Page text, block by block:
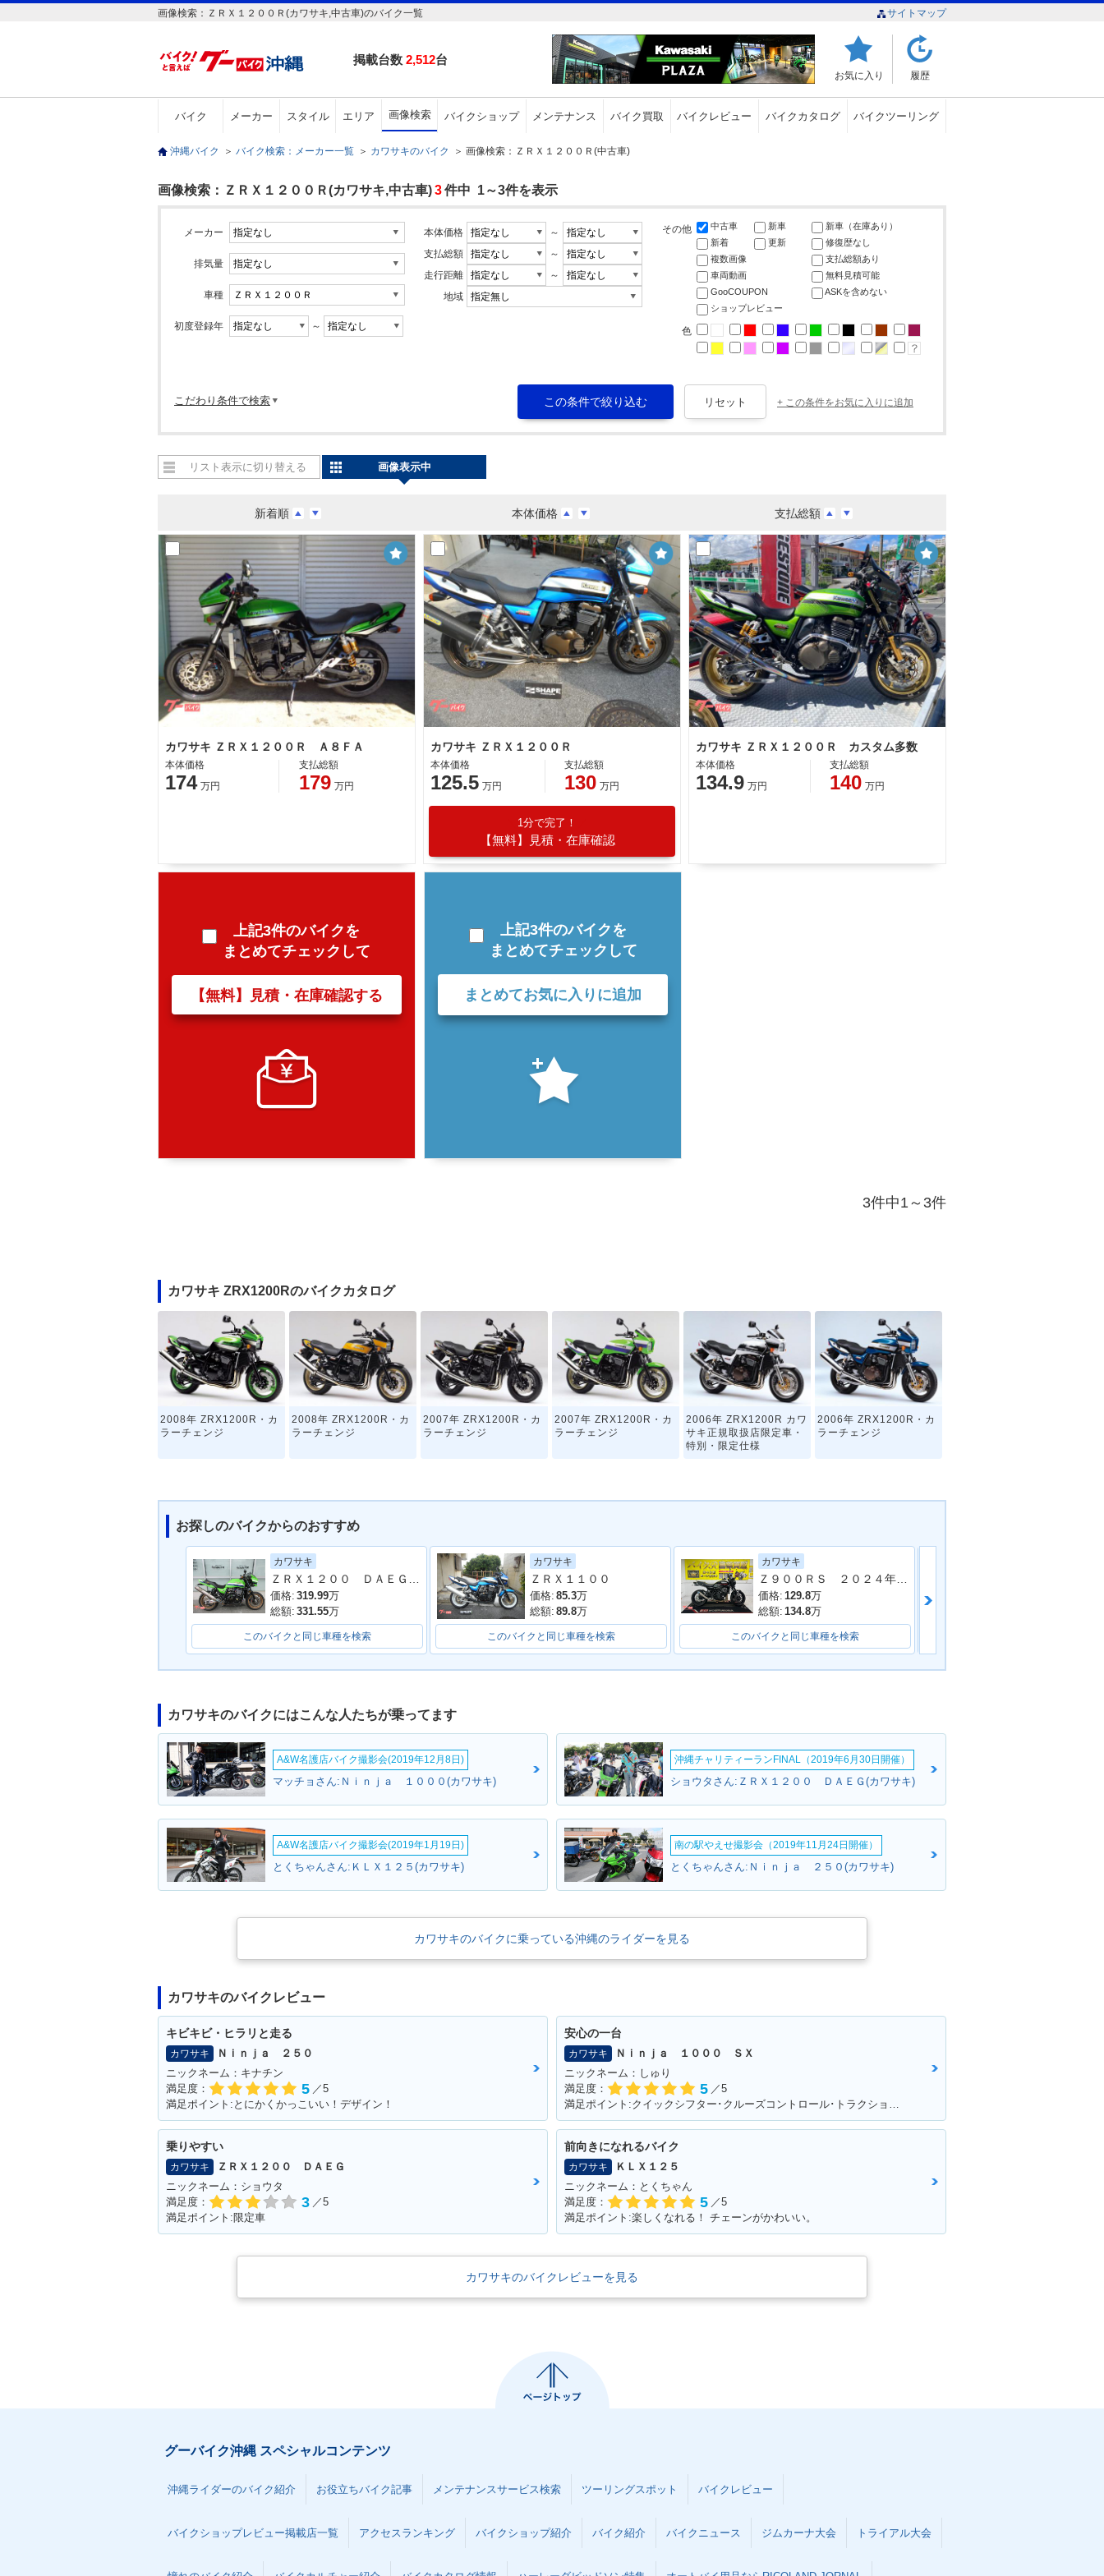
画像検索：ＺＲＸ１２００Ｒ(カワサキ,中古車)のバイク一覧 サイトマップ
掲載台数 2,512台
お気に入り 履歴
バイク メーカー スタイル エリア 画像検索 バイクショップ メンテナンス バイク買取 バイクレビュー バイクカタログ バイクツーリング
沖縄バイク ＞ バイク検索：メーカー一覧 ＞ カワサキのバイク ＞ 画像検索：ＺＲＸ１２００Ｒ(中古車)
画像検索：ＺＲＸ１２００Ｒ(カワサキ,中古車)3件中 1～3件を表示
メーカー
排気量
車種
初度登録年 ～
本体価格
～
支払総額
～
走行距離
～
地域
その他 中古車 新車
新車（在庫あり）
新着
更新
修復歴なし
複数画像
支払総額あり
車両動画
無料見積可能
GooCOUPON
ASKを含めない
ショップレビュー
色
こだわり条件で検索 + この条件をお気に入りに追加
新着順 本体価格 支払総額
リスト表示に切り替える 画像表示中
カワサキ ＺＲＸ１２００Ｒ Ａ８ＦＡ
本体価格
174 万円
支払総額
179 万円
カワサキ ＺＲＸ１２００Ｒ
本体価格
125.5 万円
支払総額
130 万円
1分で完了！
【無料】見積・在庫確認
カワサキ ＺＲＸ１２００Ｒ カスタム多数
本体価格
134.9 万円
支払総額
140 万円
上記3件のバイクを
まとめてチェックして
【無料】見積・在庫確認する
上記3件のバイクを
まとめてチェックして
まとめてお気に入りに追加
3件中1～3件
カワサキ ZRX1200Rのバイクカタログ
2008年 ZRX1200R・カ
ラーチェンジ
2008年 ZRX1200R・カ
ラーチェンジ
2007年 ZRX1200R・カ
ラーチェンジ
2007年 ZRX1200R・カ
ラーチェンジ
2006年 ZRX1200R カワ
サキ正規取扱店限定車・
特別・限定仕様
2006年 ZRX1200R・カ
ラーチェンジ
2005年 ZRX1200R・マ
イナーチェンジ
2004年 ZRX1200R ARK
限定車・特別・限定仕様
2004年 ZRX1200R・マ
イナーチェンジ
2003年 ZRX1200R・カ
ラーチェンジ
2002年 ZRX1200R・カ
ラーチェンジ
2001年 ZRX1200R・新
登場
お探しのバイクからのおすすめ
カワサキ
価格: 319.99万
総額: 331.55万
このバイクと同じ車種を検索
カワサキ
ＺＲＸ１１００
価格: 85.3万
総額: 89.8万
このバイクと同じ車種を検索
カワサキ
Ｚ９００ＲＳ ２０２４年モデル 社外フルエキマフラー フェンダーレス ラジエーターカバー タンデムバー シート カスタム多数
価格: 129.8万
総額: 134.8万
このバイクと同じ車種を検索
カワサキのバイクにはこんな人たちが乗ってます
A&W名護店バイク撮影会(2019年12月8日)
マッチョさん:Ｎｉｎｊａ １０００(カワサキ)
沖縄チャリティーランFINAL（2019年6月30日開催）
ショウタさん:ＺＲＸ１２００ ＤＡＥＧ(カワサキ)
A&W名護店バイク撮影会(2019年1月19日)
とくちゃんさん:ＫＬＸ１２５(カワサキ)
南の駅やえせ撮影会（2019年11月24日開催）
とくちゃんさん:Ｎｉｎｊａ ２５０(カワサキ)
カワサキのバイクに乗っている沖縄のライダーを見る
カワサキのバイクレビュー
キビキビ・ヒラリと走る
カワサキ
Ｎｉｎｊａ ２５０
ニックネーム：キナチン
満足度：
5 ／5
満足ポイント:とにかくかっこいい！デザイン！
安心の一台
カワサキ
Ｎｉｎｊａ １０００ ＳＸ
ニックネーム：しゅり
満足度：
5 ／5
乗りやすい
カワサキ
ＺＲＸ１２００ ＤＡＥＧ
ニックネーム：ショウタ
満足度：
3 ／5
満足ポイント:限定車
前向きになれるバイク
カワサキ
ＫＬＸ１２５
ニックネーム：とくちゃん
満足度：
5 ／5
満足ポイント:楽しくなれる！ チェーンがかわいい。
カワサキのバイクレビューを見る
グーバイク沖縄 スペシャルコンテンツ
沖縄ライダーのバイク紹介 お役立ちバイク記事 メンテナンスサービス検索 ツーリングスポット バイクレビュー
バイクショップレビュー掲載店一覧 アクセスランキング バイクショップ紹介 バイク紹介 バイクニュース ジムカーナ大会 トライアル大会